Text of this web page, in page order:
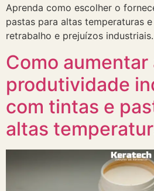
Aprenda como escolher o
pastas para altas temperaturas
retrabalho e prejuízos industriais.
Como aumentar
produtividade
com tintas e
altas